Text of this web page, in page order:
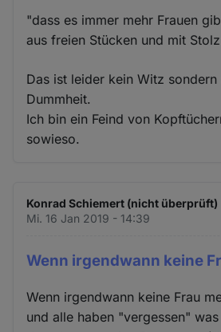
"dass es immer mehr Frauen
aus freien Stücken und mit
Das ist leider kein Witz
Dummheit.
Ich bin ein Feind von
sowieso.
Konrad Schiemert (nicht überprüft)
Mi. 16 Jan 2019 - 14:39
Wenn irgendwann keine
Wenn irgendwann keine Frau
und alle haben "vergessen"